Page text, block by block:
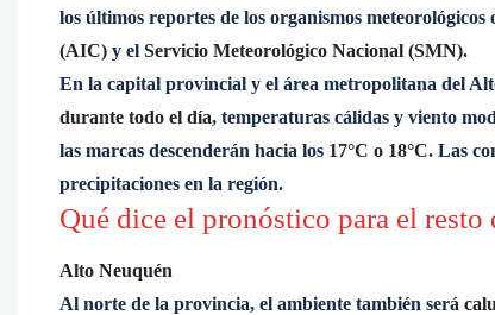
los últimos reportes de los organismos meteorológicos
(AIC) y el Servicio Meteorológico Nacional (SMN).
En la capital provincial y el área metropolitana del
durante todo el día, temperaturas cálidas y viento
las marcas descenderán hacia los 17°C o 18°C. Las
precipitaciones en la región.
Qué dice el pronóstico para el
Alto Neuquén
Al norte de la provincia, el ambiente también será